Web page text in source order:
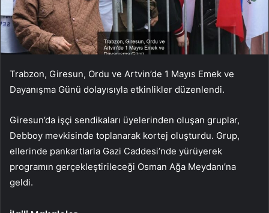
Trabzon, Giresun, Ordu ve Artvin’de 1 Mayıs Emek ve
Dayanışma Günü dolayısıyla etkinlikler düzenlendi.
Giresun’da işçi sendikaları üyelerinden oluşan gruplar,
Debboy mevkisinde toplanarak kortej oluşturdu. Grup,
ellerinde pankartlarla Gazi Caddesi’nde yürüyerek
programın gerçekleştirileceği Osman Ağa Meydanı’na
geldi.